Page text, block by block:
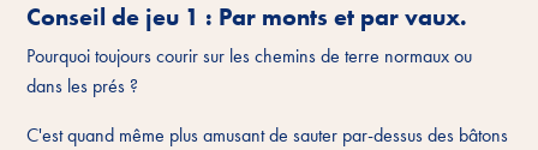
Conseil de jeu 1 : Par monts et par vaux.
Pourquoi toujours courir sur les chemins de terre normaux ou
dans les prés ?
C'est quand même plus amusant de sauter par-dessus des bâtons